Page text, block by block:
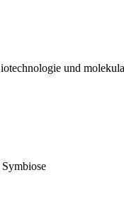
und